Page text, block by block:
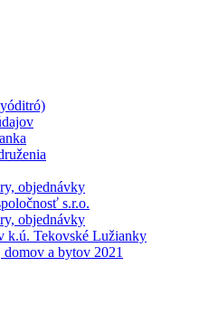
objednávky
s.r.o.
objednávky
k.ú. Tekovské Lužianky
a bytov 2021